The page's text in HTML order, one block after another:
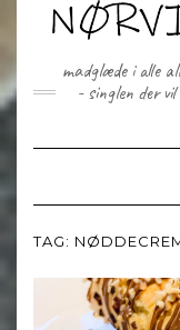
madglæde i alle
- singlen der
TAG: